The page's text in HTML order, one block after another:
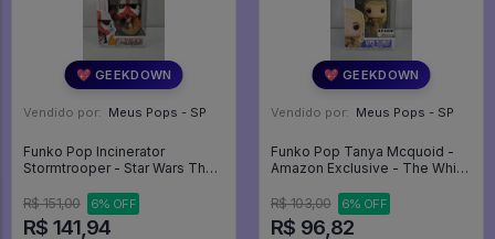
💖 GEEKDOWN
Vendido por: Meus Pops - SP
Funko Pop Incinerator
Stormtrooper - Star Wars The
R$ 151,00
6% OFF
R$ 141,94
💖 GEEKDOWN
Vendido por: Meus Pops - SP
Funko Pop Tanya Mcquoid -
Amazon Exclusive - The White
R$ 103,00
6% OFF
R$ 96,82